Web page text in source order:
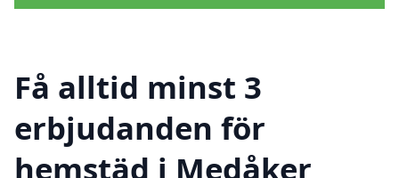
Få alltid minst 3
erbjudanden för
hemstäd i Medåker